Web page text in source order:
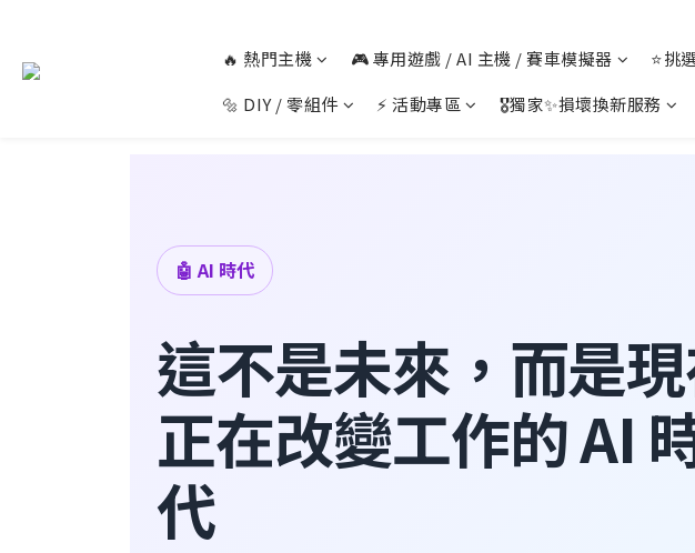
🔥 熱門主機 🎮 專用遊戲 / AI 主機 / 賽車模擬器 ⭐挑
🔩 DIY / 零組件
⚡ 活動專區 🎖️獨家✨損壞換新服務
🤖 AI 時代
這不是未來，而是
正在改變工作的 AI
代